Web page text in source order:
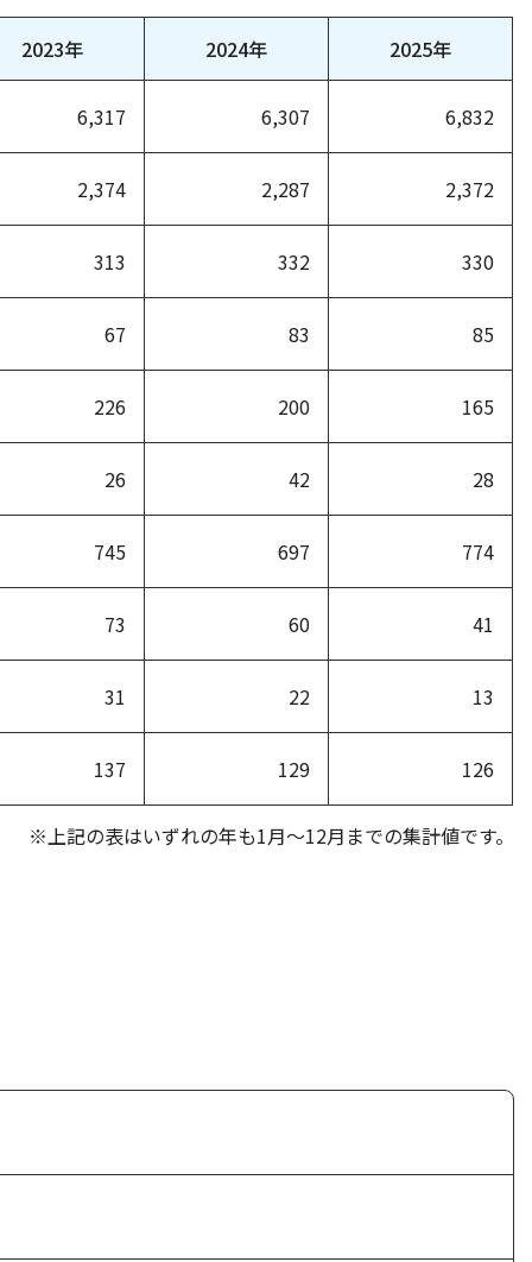
2023年 2024年 2025年
6,317 6,307 6,832
2,374 2,287 2,372
313 332 330
67 83 85
226 200 165
26 42 28
745 697 774
73 60 41
31 22 13
137 129 126
※上記の表はいずれの年も1月～12月までの集計値です。